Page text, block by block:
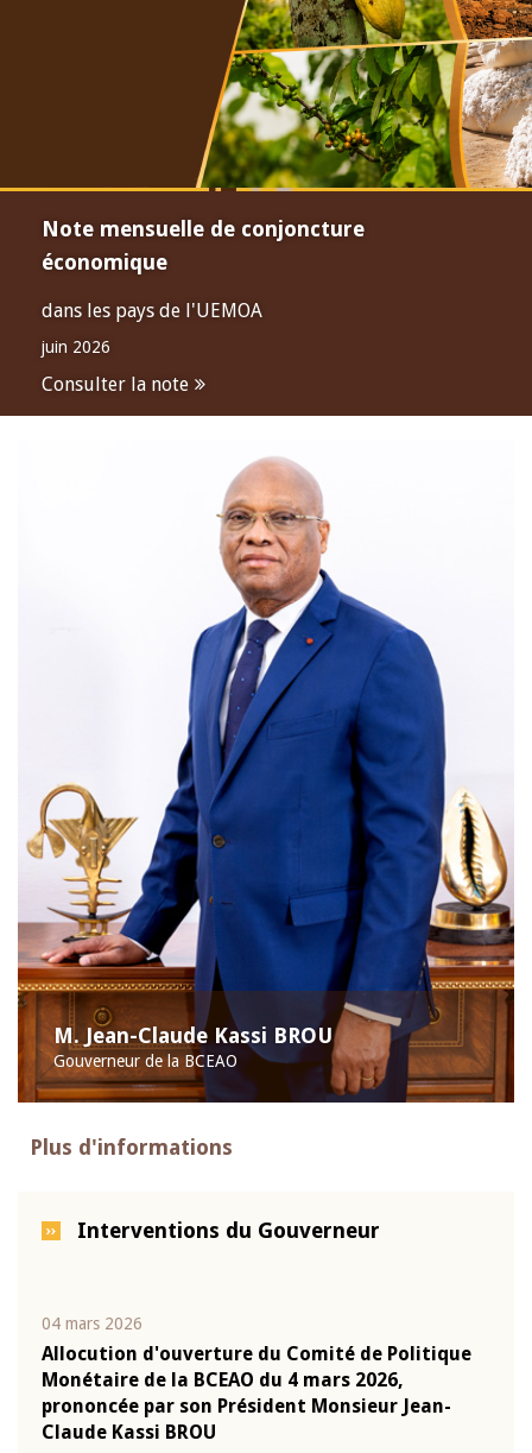
Note mensuelle de conjoncture
économique
dans les pays de l'UEMOA
juin 2026
Consulter la note
M. Jean-Claude Kassi BROU
Gouverneur de la BCEAO
Plus d'informations
Interventions du Gouverneur
04 mars 2026
Allocution d'ouverture du Comité de Politique
Monétaire de la BCEAO du 4 mars 2026,
prononcée par son Président Monsieur Jean-
Claude Kassi BROU